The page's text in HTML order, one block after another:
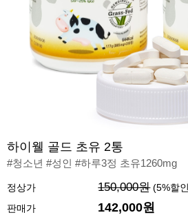
하이웰 골드 초유 2통
#청소년 #성인 #하루3정 초유1260mg
정상가 150,000원 (5%할
판매가
142,000원